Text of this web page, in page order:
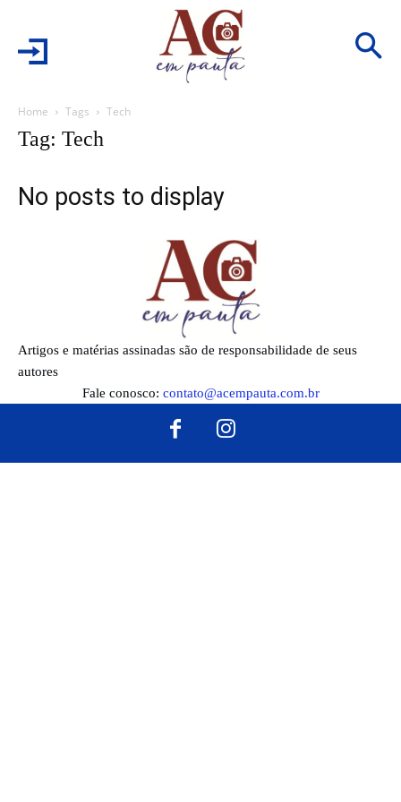
Home Tags Tech
Tag: Tech
No posts to display
Artigos e matérias assinadas são de responsabilidade de seus
autores
Fale conosco: contato@acempauta.com.br